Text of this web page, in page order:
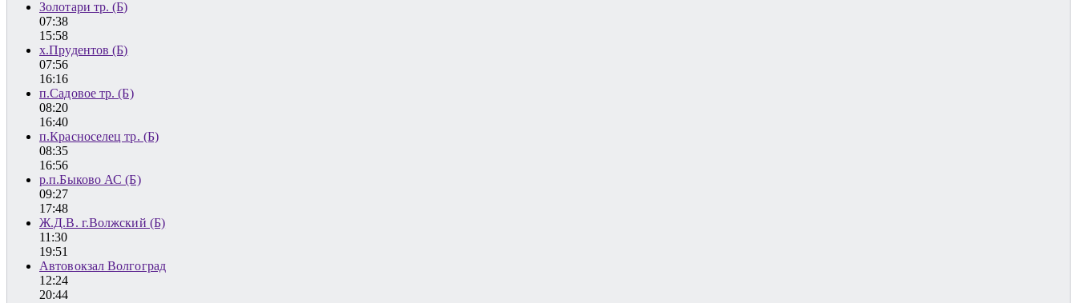
Золотари тр. (Б)
07:38
15:58
х.Прудентов (Б)
07:56
16:16
п.Садовое тр. (Б)
08:20
16:40
п.Красноселец тр. (Б)
08:35
16:56
р.п.Быково АС (Б)
09:27
17:48
Ж.Д.В. г.Волжский (Б)
11:30
19:51
Автовокзал Волгоград
12:24
20:44